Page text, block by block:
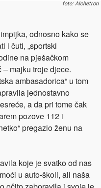
foto: Alchetron
odnosno kako se
i čuti, „sportski
na pješačkom
majku troje djece.
ambasadorica“ u tom
jednostavno
a da pri tome čak
pozove 112 i
pregazio ženu na
koje je svatko od nas
u auto-školi, ali naša